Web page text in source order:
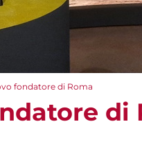
fondatore di Roma
di